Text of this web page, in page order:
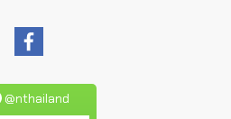
@nthailand